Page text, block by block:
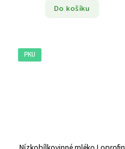
Do košíku
PKU